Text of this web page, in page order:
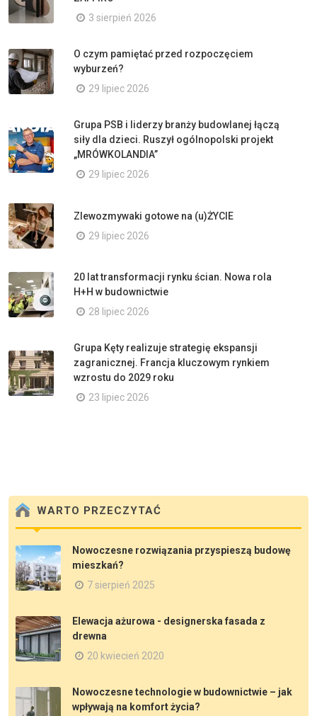
3 sierpień 2026
O czym pamiętać przed rozpoczęciem
wyburzeń?
29 lipiec 2026
Grupa PSB i liderzy branży budowlanej łączą
siły dla dzieci. Ruszył ogólnopolski projekt
„MRÓWKOLANDIA”
29 lipiec 2026
Zlewozmywaki gotowe na (u)ŻYCIE
29 lipiec 2026
20 lat transformacji rynku ścian. Nowa rola
H+H w budownictwie
28 lipiec 2026
Grupa Kęty realizuje strategię ekspansji
zagranicznej. Francja kluczowym rynkiem
wzrostu do 2029 roku
23 lipiec 2026
WARTO PRZECZYTAĆ
Nowoczesne rozwiązania przyspieszą budowę
mieszkań?
7 sierpień 2025
Elewacja ażurowa - designerska fasada z
drewna
20 kwiecień 2020
Nowoczesne technologie w budownictwie – jak
wpływają na komfort życia?